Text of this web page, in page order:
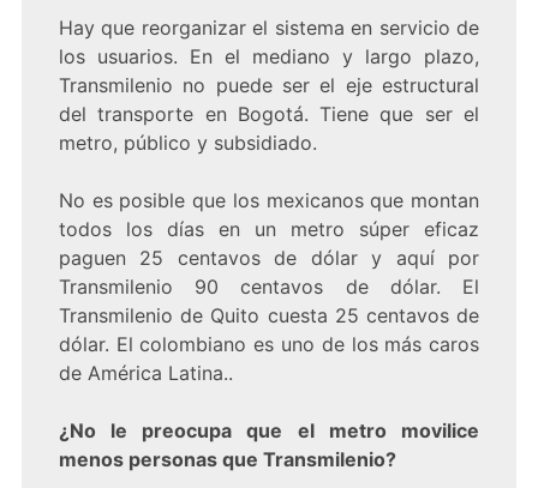
Hay que reorganizar el sistema en servicio de
los usuarios. En el mediano y largo plazo,
Transmilenio no puede ser el eje estructural
del transporte en Bogotá. Tiene que ser el
metro, público y subsidiado.
No es posible que los mexicanos que montan
todos los días en un metro súper eficaz
paguen 25 centavos de dólar y aquí por
Transmilenio 90 centavos de dólar. El
Transmilenio de Quito cuesta 25 centavos de
dólar. El colombiano es uno de los más caros
de América Latina..
¿No le preocupa que el metro movilice
menos personas que Transmilenio?